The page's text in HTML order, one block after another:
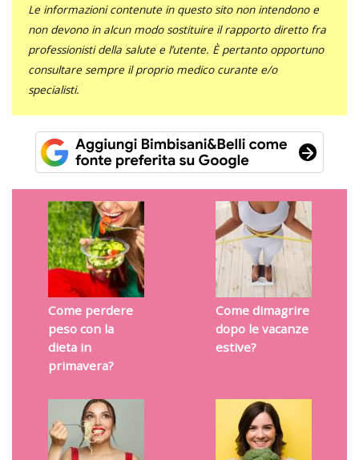
Le informazioni contenute in questo sito non intendono e
non devono in alcun modo sostituire il rapporto diretto fra
professionisti della salute e l’utente. È pertanto opportuno
consultare sempre il proprio medico curante e/o
specialisti.
Come perdere
peso con la
dieta in
primavera?
Come dimagrire
dopo le vacanze
estive?